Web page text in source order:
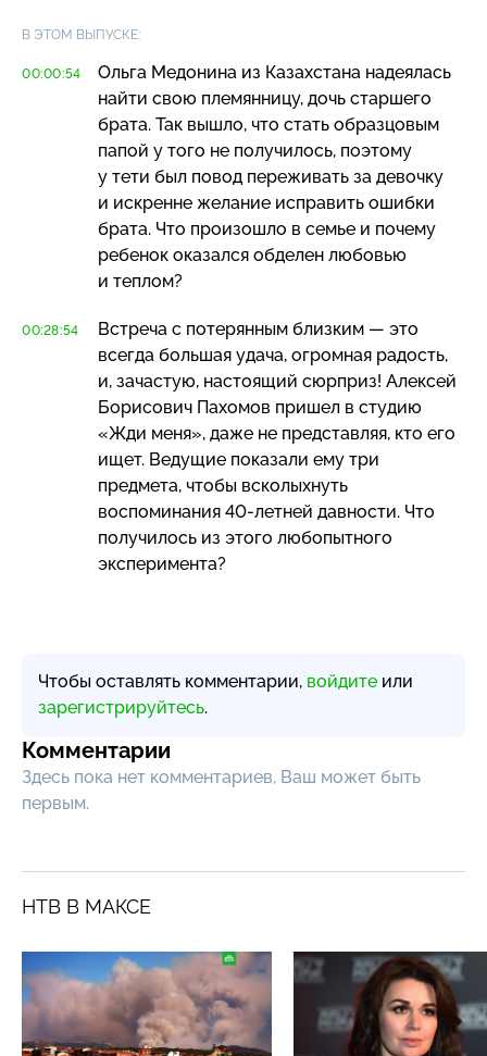
В ЭТОМ ВЫПУСКЕ:
00:00:54
Ольга Медонина из Казахстана надеялась
найти свою племянницу, дочь старшего
брата. Так вышло, что стать образцовым
папой у того не получилось, поэтому
у тети был повод переживать за девочку
и искренне желание исправить ошибки
брата. Что произошло в семье и почему
ребенок оказался обделен любовью
и теплом?
00:28:54
Встреча с потерянным близким — это
всегда большая удача, огромная радость,
и, зачастую, настоящий сюрприз! Алексей
Борисович Пахомов пришел в студию
«Жди меня», даже не представляя, кто его
ищет. Ведущие показали ему три
предмета, чтобы всколыхнуть
воспоминания 40-летней давности. Что
получилось из этого любопытного
эксперимента?
Чтобы оставлять комментарии, войдите или
зарегистрируйтесь.
Комментарии
Здесь пока нет комментариев, Ваш может быть
первым.
НТВ В МАКСЕ